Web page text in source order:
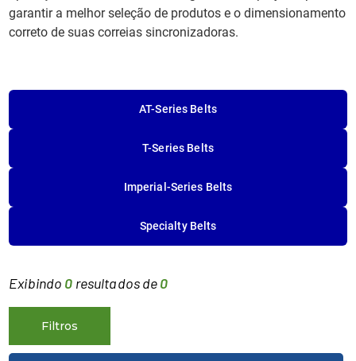
garantir a melhor seleção de produtos e o dimensionamento
correto de suas correias sincronizadoras.
AT-Series Belts
T-Series Belts
Imperial-Series Belts
Specialty Belts
Exibindo 0 resultados de0
Filtros